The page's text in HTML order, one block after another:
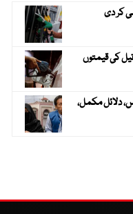
کر دی
کی قیمتوں
دلائل مکمل،